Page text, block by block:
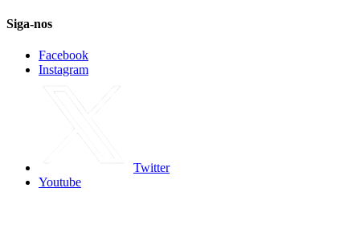
Siga-nos
Facebook
Instagram
Twitter
Youtube